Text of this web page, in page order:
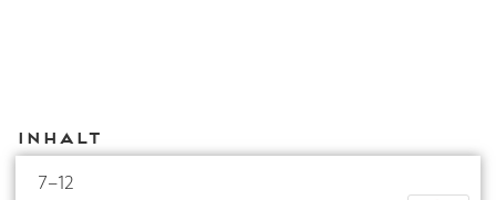
Inhalt
7–12